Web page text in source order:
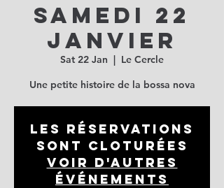
Samedi 22
janvier
Sat 22 Jan
  |
Le Cercle
Une petite histoire de la bossa nova
Les réservations
sont cloturées
Voir d'autres
événements